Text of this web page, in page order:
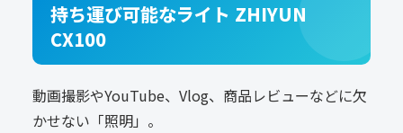
持ち運び可能なライト ZHIYUN
CX100
動画撮影やYouTube、Vlog、商品レビューなどに欠
かせない「照明」。